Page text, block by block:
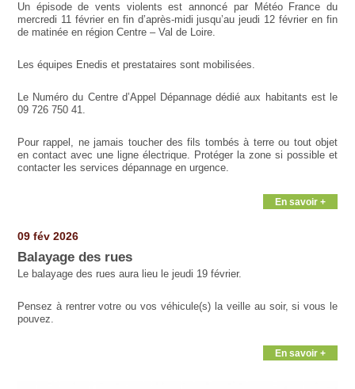
Un épisode de vents violents est annoncé par Météo France du
mercredi 11 février en fin d’après-midi jusqu’au jeudi 12 février en fin
de matinée en région Centre – Val de Loire.
Les équipes Enedis et prestataires sont mobilisées.
Le Numéro du Centre d’Appel Dépannage dédié aux habitants est le
09 726 750 41.
Pour rappel, ne jamais toucher des fils tombés à terre ou tout objet
en contact avec une ligne électrique. Protéger la zone si possible et
contacter les services dépannage en urgence.
En savoir +
09 fév 2026
Balayage des rues
Le balayage des rues aura lieu le jeudi 19 février.
Pensez à rentrer votre ou vos véhicule(s) la veille au soir, si vous le
pouvez.
En savoir +